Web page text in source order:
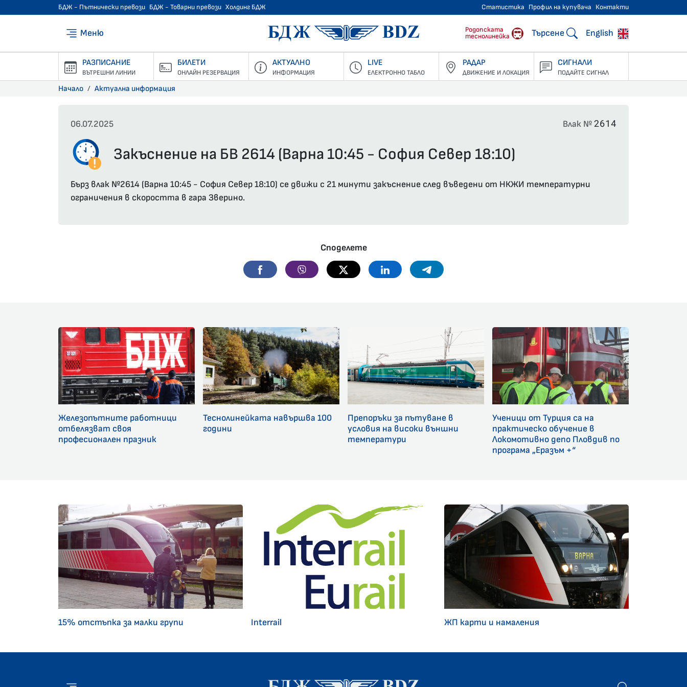
БДЖ - Пътнически превози БДЖ - Товарни превози Холдинг БДЖ Статистика Профил на купувача Контакти
Меню БДЖ - Пътнически превози
Родопската
теснолинейка
Търсене English
РАЗПИСАНИЕ
ВЪТРЕШНИ ЛИНИИ
БИЛЕТИ
ОНЛАЙН РЕЗЕРВАЦИЯ
АКТУАЛНО
ИНФОРМАЦИЯ
LIVE
ЕЛЕКТРОННО ТАБЛО
РАДАР
ДВИЖЕНИЕ И ЛОКАЦИЯ
СИГНАЛИ
ПОДАЙТЕ СИГНАЛ
Начало Актуална информация
06.07.2025 Влак №2614
Закъснение на БВ 2614 (Варна 10:45 - София Север 18:10)
Бърз влак №2614 (Варна 10:45 - София Север 18:10) се движи с 21 минути закъснение след въведени от НКЖИ температурни
ограничения в скоростта в гара Зверино.
Споделете
Facebook Viber Twitter Linkedin Telegram
Железопътните работници
отбелязват своя
професионален празник
Теснолинейката навършва 100
години
Препоръки за пътуване в
условия на високи външни
температури
Ученици от Турция са на
практическо обучение в
Локомотивно депо Пловдив по
програма „Еразъм +“
15% отстъпка за малки групи Interrail ЖП карти и намаления